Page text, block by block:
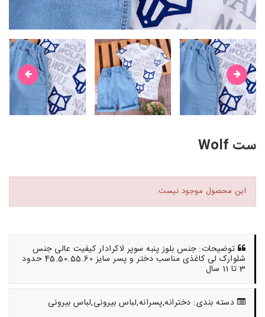
ست Wolf
این محصول موجود نیست.
توضیحات: جنس بلوز پنبه سوپر لاکرادار کیفیت عالی جنس
شلوارک لی کاغذی مناسب دختر و پسر سایز 45.50.55.60 حدود
3 تا 11 سال
دسته بندی: دخترانه,پسرانه,لباس بیرونی,لباس بیرونی